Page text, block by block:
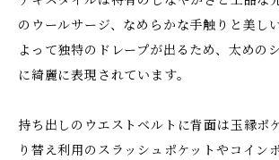
のウールサージ、なめらかな手触りと美し
よって独特のドレープが出るため、太めの
に綺麗に表現されています。
持ち出しのウエストベルトに背面は玉縁ポ
り替え利用のスラッシュポケットやコイン